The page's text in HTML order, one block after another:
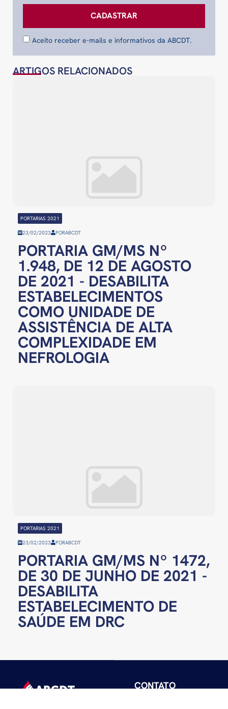
Aceito receber e-mails e informativos da ABCDT.
CADASTRAR
ARTIGOS RELACIONADOS
PORTARIAS 2021
23/02/2023 PORABCDT
PORTARIA GM/MS Nº
1.948, DE 12 DE AGOSTO
DE 2021 - DESABILITA
ESTABELECIMENTOS
COMO UNIDADE DE
ASSISTÊNCIA DE ALTA
COMPLEXIDADE EM
NEFROLOGIA
PORTARIAS 2021
23/02/2023 PORABCDT
PORTARIA GM/MS Nº 1472,
DE 30 DE JUNHO DE 2021 -
DESABILITA
ESTABELECIMENTO DE
SAÚDE EM DRC
CONTATO